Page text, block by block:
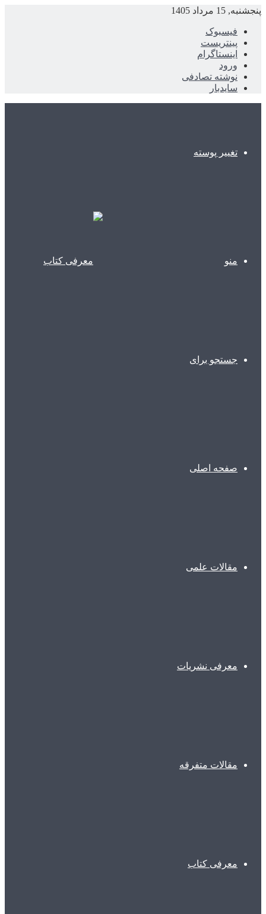
پنجشنبه, 15 مرداد 1405
فیسبوک
پینتریست
اینستاگرام
ورود
نوشته تصادفی
سایدبار
تغییر پوسته
منو
جستجو برای
صفحه اصلی
مقالات علمی
معرفی نشریات
مقالات متفرقه
معرفی کتاب